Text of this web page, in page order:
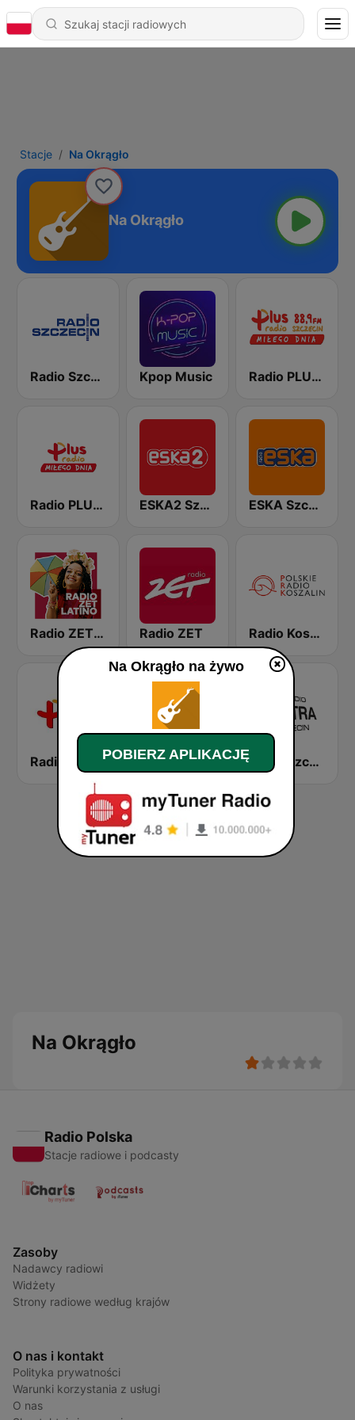
Stacje Na Okrągło
Na Okrągło
Radio Szczecin Kpop Music Radio PLUS Szczecin
Radio PLUS Radom ESKA2 Szczecin ESKA Szczecin
Radio ZET Latino Radio ZET Radio Koszalin
Polskie Radio Zachód 103FM Radio Szczecin Extra
Na Okrągło
Radio Polska
Stacje radiowe i podcasty
Zasoby
Nadawcy radiowi
Widżety
Strony radiowe według krajów
O nas i kontakt
Polityka prywatności
Warunki korzystania z usługi
O nas
Na Okrągło na żywo
POBIERZ APLIKACJĘ